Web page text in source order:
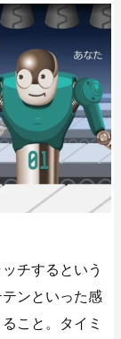
チするという
ンといった感
こと。タイミ